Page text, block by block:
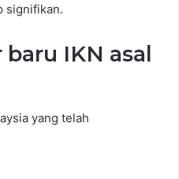
signifikan.
IKN asal
yang telah